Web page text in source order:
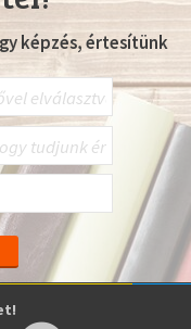
képzés, értesítünk